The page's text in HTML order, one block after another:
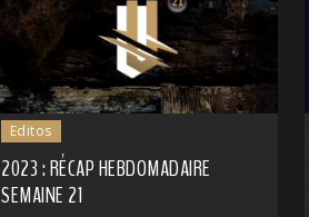
Editos
2023 : RÉCAP HEBDOMADAIRE
SEMAINE 21